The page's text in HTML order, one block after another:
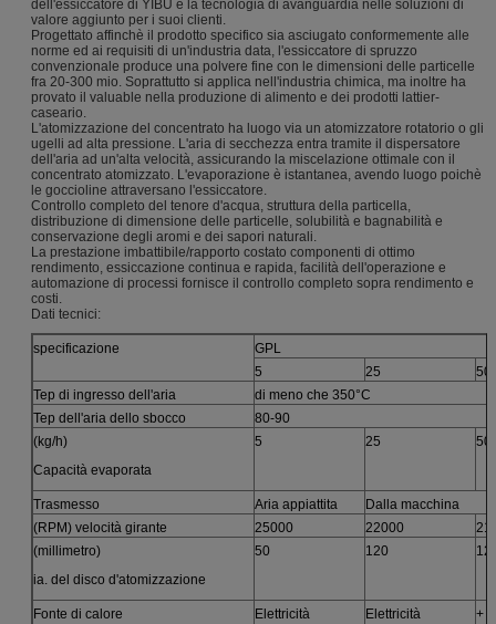
dell'essiccatore di YIBU e la tecnologia di avanguardia nelle soluzioni di
valore aggiunto per i suoi clienti.
Progettato affinchè il prodotto specifico sia asciugato conformemente alle
norme ed ai requisiti di un'industria data, l'essiccatore di spruzzo
convenzionale produce una polvere fine con le dimensioni delle particelle
fra 20-300 mio. Soprattutto si applica nell'industria chimica, ma inoltre ha
provato il valuable nella produzione di alimento e dei prodotti lattier-
caseario.
L'atomizzazione del concentrato ha luogo via un atomizzatore rotatorio o gli
ugelli ad alta pressione. L'aria di secchezza entra tramite il dispersatore
dell'aria ad un'alta velocità, assicurando la miscelazione ottimale con il
concentrato atomizzato. L'evaporazione è istantanea, avendo luogo poichè
le goccioline attraversano l'essiccatore.
Controllo completo del tenore d'acqua, struttura della particella,
distribuzione di dimensione delle particelle, solubilità e bagnabilità e
conservazione degli aromi e dei sapori naturali.
La prestazione imbattibile/rapporto costato componenti di ottimo
rendimento, essiccazione continua e rapida, facilità dell'operazione e
automazione di processi fornisce il controllo completo sopra rendimento e
costi.
Dati tecnici:
specificazione
GPL
5
25
50
Tep di ingresso dell'aria
di meno che 350°C
Tep dell'aria dello sbocco
80-90
(kg/h)
Capacità evaporata
5 25 50
Trasmesso Aria appiattita
Dalla macchina
(RPM) velocità girante
25000 22000
(millimetro)
ia. del disco d'atomizzazione
50 120
Fonte di calore Elettricità Elettricità
+